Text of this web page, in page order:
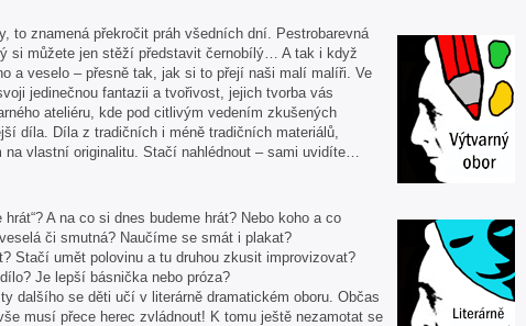
to znamená překročit práh všedních dní. Pestrobarevná
si můžete jen stěží představit černobílý… A tak i když
a veselo – přesně tak, jak si to přejí naši malí malíři. Ve
jedinečnou fantazii a tvořivost, jejich tvorba vás
ateliéru, kde pod citlivým vedením zkušených
díla. Díla z tradičních i méně tradičních materiálů,
na vlastní originalitu. Stačí nahlédnout – sami uvidíte…
hrát“? A na co si dnes budeme hrát? Nebo koho a co
či smutná? Naučíme se smát i plakat?
Stačí umět polovinu a tu druhou zkusit improvizovat?
Je lepší básnička nebo próza?
dalšího se děti učí v literárně dramatickém oboru. Občas
musí přece herec zvládnout! K tomu ještě nezamotat se